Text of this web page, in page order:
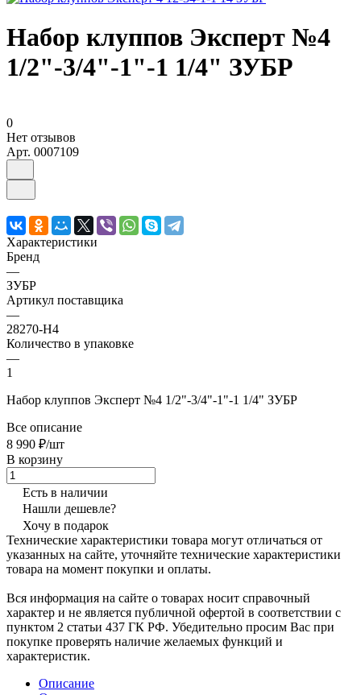
Набор клуппов Эксперт №4
1/2"-3/4"-1"-1 1/4" ЗУБР
0
Нет отзывов
Арт. 0007109
Характеристики
Бренд
—
ЗУБР
Артикул поставщика
—
28270-Н4
Количество в упаковке
—
1
Набор клуппов Эксперт №4 1/2"-3/4"-1"-1 1/4" ЗУБР
Все описание
8 990 ₽/шт
В корзину
Есть в наличии
Нашли дешевле?
Хочу в подарок
Технические характеристики товара могут отличаться от
указанных на сайте, уточняйте технические характеристики
товара на момент покупки и оплаты.
Вся информация на сайте о товарах носит справочный
характер и не является публичной офертой в соответствии с
пунктом 2 статьи 437 ГК РФ. Убедительно просим Вас при
покупке проверять наличие желаемых функций и
характеристик.
Описание